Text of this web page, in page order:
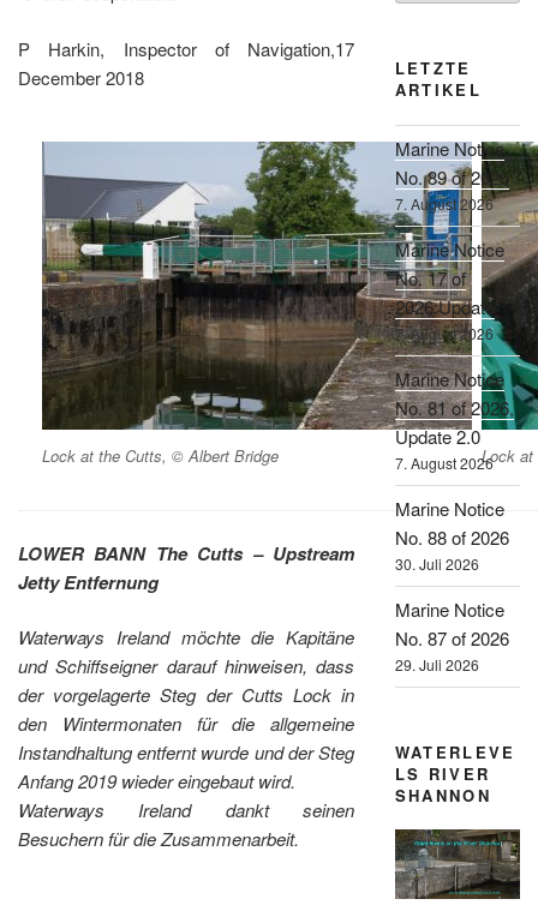
P Harkin, Inspector of Navigation,17
December 2018
Lock at the Cutts, © Albert Bridge Lock
LOWER BANN The Cutts – Upstream
Jetty Entfernung
Waterways Ireland möchte die Kapitäne
und Schiffseigner darauf hinweisen, dass
der vorgelagerte Steg der Cutts Lock in
den Wintermonaten für die allgemeine
Instandhaltung entfernt wurde und der Steg
Anfang 2019 wieder eingebaut wird.
Waterways Ireland dankt seinen
Besuchern für die Zusammenarbeit.
LETZTE
ARTIKEL
Marine Notice
No. 89 of 2026
7. August 2026
Marine Notice
No. 17 of
2026:Update
7. August 2026
Marine Notice
No. 81 of 2026,
Update 2.0
7. August 2026
Marine Notice
No. 88 of 2026
30. Juli 2026
Marine Notice
No. 87 of 2026
29. Juli 2026
WATERLEVE
LS RIVER
SHANNON